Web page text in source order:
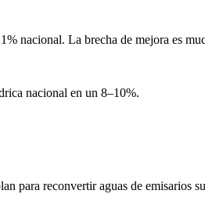
nacional. La brecha de mejora es
nacional en un 8–10%.
para reconvertir aguas de